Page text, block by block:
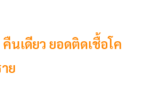
นเดียว ยอดติดเชื้อโค
ย